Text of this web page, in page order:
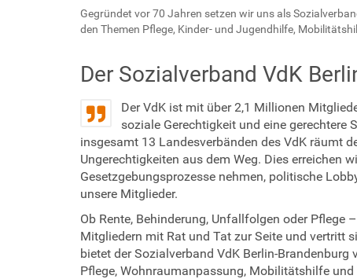
i
n
r
Gegründet vor 70 Jahren setzen wir uns als
den Themen Pflege, Kinder- und Jugendhilfe,
Der Sozialverband VdK
Der VdK ist mit über 2,1 Millionen
soziale Gerechtigkeit und eine
insgesamt 13 Landesverbänden des VdK räumt
Ungerechtigkeiten aus dem Weg. Dies erreichen
Gesetzgebungsprozesse nehmen, politische
unsere Mitglieder.
Ob Rente, Behinderung, Unfallfolgen oder Pflege
Mitgliedern mit Rat und Tat zur Seite und vertritt
bietet der Sozialverband VdK Berlin-
Pflege, Wohnraumanpassung, Mobilitätshilfe